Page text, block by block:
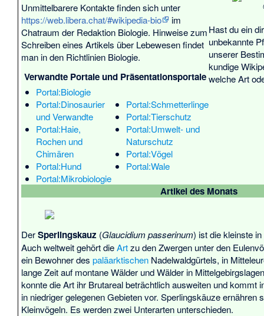
Unmittelbarere Kontakte finden sich unter
https://web.libera.chat/#wikipedia-bio
im
Chatraum der Redaktion Biologie. Hinweise zum
Schreiben eines Artikels über Lebewesen findet
man in den Richtlinien Biologie.
Verwandte Portale und Präsentationsportale
Portal:Biologie
Portal:Dinosaurier
und Verwandte
Portal:Haie,
Rochen und
Chimären
Portal:Hund
Portal:Mikrobiologie
Portal:Schmetterlinge
Portal:Tierschutz
Portal:Umwelt- und
Naturschutz
Portal:Vögel
Portal:Wale
Hast du ein
unbekannte
unserer
kundige
welche Art
Artikel des Monats
DerSperlingskauz (Glaucidium passerinum) ist die kleinste
Auch weltweit gehört dieArtzu den Zwergen unter den
ein Bewohner despaläarktischen Nadelwaldgürtels, in
lange Zeit auf montane Wälder und Wälder in
konnte die Art ihr Brutareal beträchtlich ausweiten und kommt
in niedriger gelegenen Gebieten vor. Sperlingskäuze ernähren
Kleinvögeln. Es werden zwei Unterarten unterschieden.